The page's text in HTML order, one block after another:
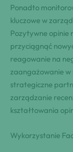
Ponadto
kluczowe w
Pozytywne opinie
przyciągnąć
reagowanie na
zaangażowanie
strategiczne
zarządzanie
kształtowania
Wykorzystanie